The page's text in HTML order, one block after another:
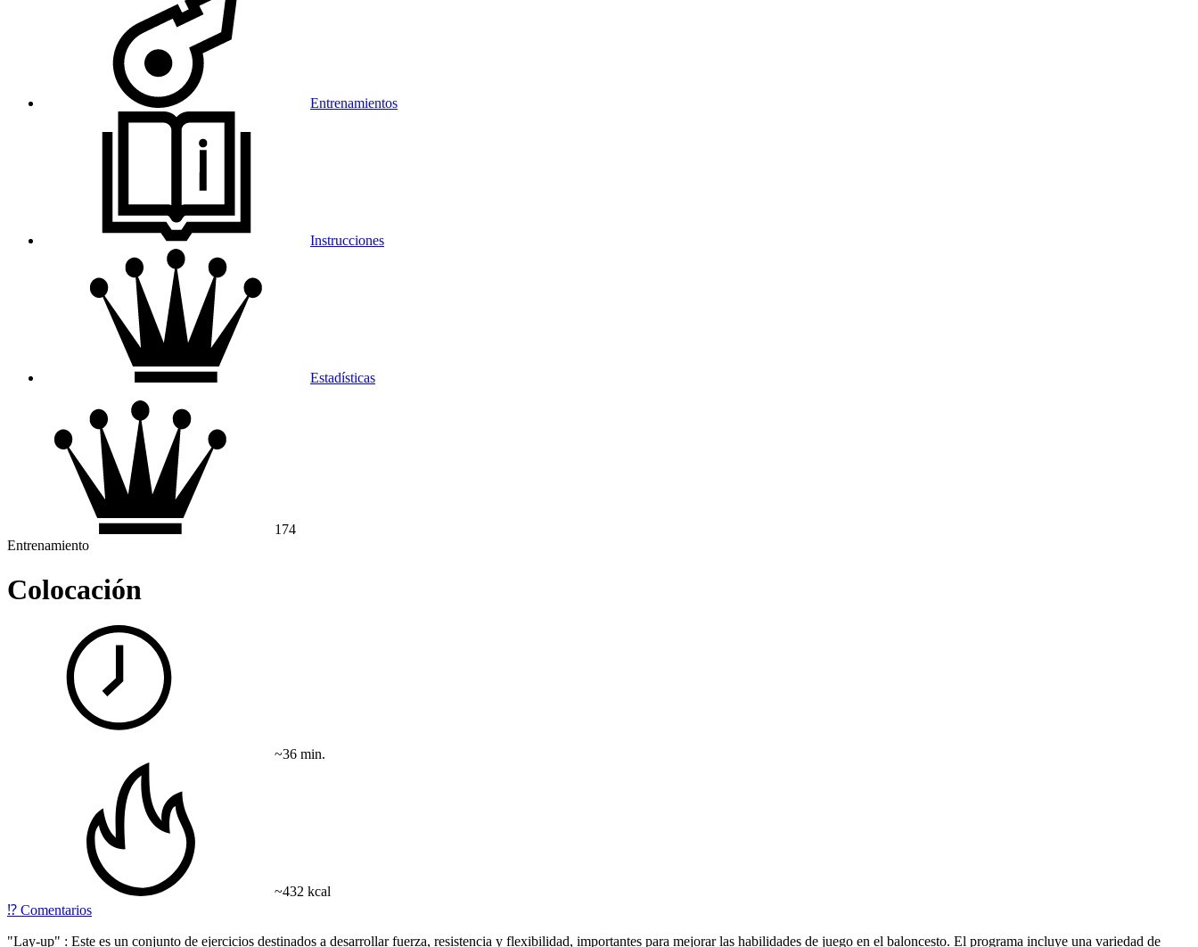
Entrenamientos
Instrucciones
Estadísticas
174
Entrenamiento
Colocación
~36 min.
~432 kcal
⁉️ Comentarios
"Lay-up" : Este es un conjunto de ejercicios destinados a desarrollar fuerza, resistencia y flexibilidad, importantes para mejorar las habilidades de juego en el baloncesto. El programa incluye una variedad de